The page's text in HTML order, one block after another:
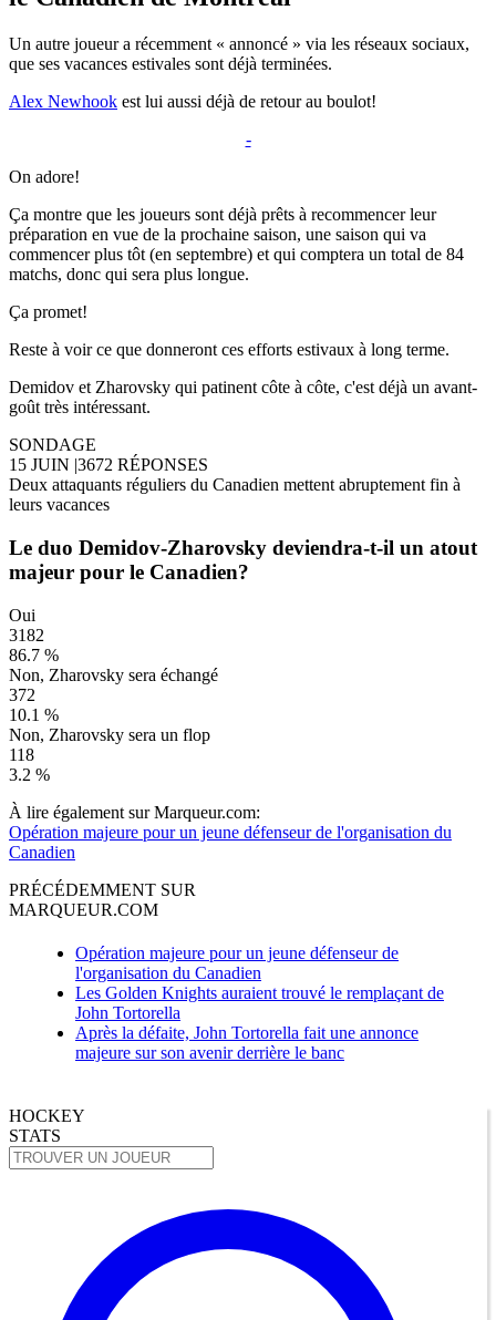
Un autre joueur a récemment « annoncé » via les réseaux sociaux,
que ses vacances estivales sont déjà terminées.
Alex Newhook est lui aussi déjà de retour au boulot!
-
On adore!
Ça montre que les joueurs sont déjà prêts à recommencer leur
préparation en vue de la prochaine saison, une saison qui va
commencer plus tôt (en septembre) et qui comptera un total de 84
matchs, donc qui sera plus longue.
Ça promet!
Reste à voir ce que donneront ces efforts estivaux à long terme.
Demidov et Zharovsky qui patinent côte à côte, c'est déjà un avant-
goût très intéressant.
SONDAGE
15 JUIN |3672 RÉPONSES
Deux attaquants réguliers du Canadien mettent abruptement fin à
leurs vacances
Le duo Demidov-Zharovsky deviendra-t-il un atout
majeur pour le Canadien?
Oui
3182
86.7 %
Non, Zharovsky sera échangé
372
10.1 %
Non, Zharovsky sera un flop
118
3.2 %
À lire également sur Marqueur.com:
Opération majeure pour un jeune défenseur de l'organisation du
Canadien
PRÉCÉDEMMENT SUR
MARQUEUR.COM
Opération majeure pour un jeune défenseur de
l'organisation du Canadien
Les Golden Knights auraient trouvé le remplaçant de
John Tortorella
Après la défaite, John Tortorella fait une annonce
majeure sur son avenir derrière le banc
HOCKEY
STATS